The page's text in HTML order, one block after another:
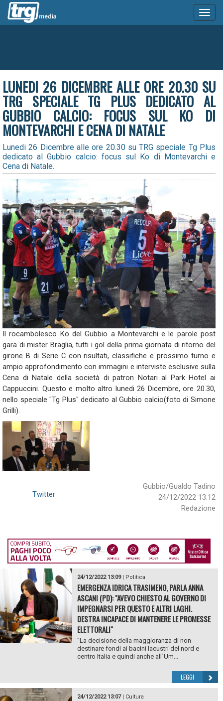
LUNEDI 26 DICEMBRE ALLE ORE 20.30 SU
TRG SPECIALE TG PLUS DEDICATO AL
GUBBIO CALCIO: FOCUS SUL KO DI
MONTEVARCHI E CENA DI NATALE
Lunedi 26 Dicembre alle ore 20.30 su TRG speciale Tg Plus
dedicato al Gubbio calcio: focus sul Ko di Montevarchi e
Cena di Natale.
Il rocambolesco Ko del Gubbio a Montevarchi e le parole post
gara di mister Braglia, tutti i gol della prima giornata di ritorno del
girone B di Serie C con risultati, classifiche e prossimo turno e
ampio approfondimento con immagini e interviste esclusive sulla
Cena di Natale della società di patron Notari al Park Hotel ai
Cappuccini. Questo e molto altro lunedi 26 Dicembre, ore 20.30,
nello speciale "Tg Plus" dedicato al Gubbio calcio(foto di Simone
Grilli).
Gubbio/Gualdo Tadino
24/12/2022 13:12
Redazione
Twitter
24/12/2022 13:09| Politica
EMERGENZA IDRICA TRASIMENO, PARLA ANNA
ASCANI (PD): "AVEVO CHIESTO AL GOVERNO DI
IMPEGNARSI PER QUESTO E ALTRI LAGHI.
DESTRA INCAPACE DI MANTENERE LE PROMESSE
ELETTORALI"
"La decisione della maggioranza di non
destinare fondi ai bacini lacustri del nord e
centro Italia e quindi anche all`Um...
LEGGI
24/12/2022 13:07| Cultura